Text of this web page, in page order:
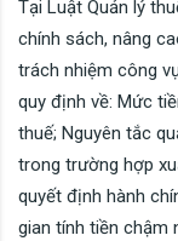
Tại Luật Quản lý
chính sách, nâng
trách nhiệm công
quy định về: Mức
thuế; Nguyên tắc
trong trường hợp
quyết định hành
gian tính tiền chậm